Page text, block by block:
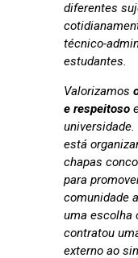
diferentes
técnico-
estudantes.
Valorizamos
e respeitoso
está
chapas
para
comunidade
uma escolha
contratou
externo ao